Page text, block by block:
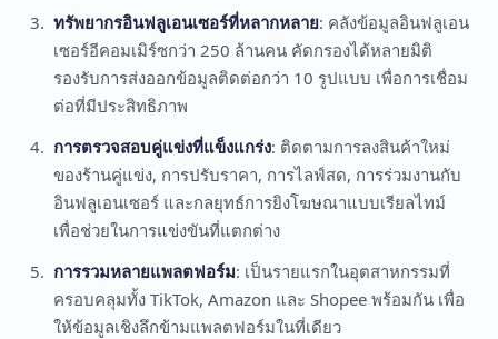
ทรัพยากรอินฟลูเอนเซอร์ที่หลากหลาย: คลังข้อมูลอินฟลูเอน
เซอร์อีคอมเมิร์ซกว่า 250 ล้านคน คัดกรองได้หลายมิติ
รองรับการส่งออกข้อมูลติดต่อกว่า 10 รูปแบบ เพื่อการเชื่อม
ต่อที่มีประสิทธิภาพ
การตรวจสอบคู่แข่งที่แข็งแกร่ง: ติดตามการลงสินค้าใหม่
ของร้านคู่แข่ง, การปรับราคา, การไลฟ์สด, การร่วมงานกับ
อินฟลูเอนเซอร์ และกลยุทธ์การยิงโฆษณาแบบเรียลไทม์
เพื่อช่วยในการแข่งขันที่แตกต่าง
การรวมหลายแพลตฟอร์ม: เป็นรายแรกในอุตสาหกรรมที่
ครอบคลุมทั้ง TikTok, Amazon และ Shopee พร้อมกัน เพื่อ
ให้ข้อมูลเชิงลึกข้ามแพลตฟอร์มในที่เดียว